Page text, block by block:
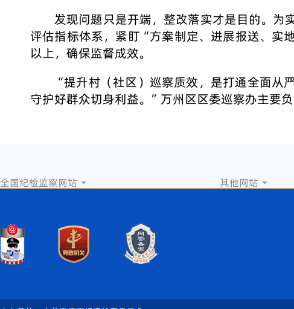
发现问题只是开端，整改落实才是目的。
评估指标体系，紧盯“方案制定、进展报送、实
以上，确保监督成效。
“提升村（社区）巡察质效，是打通全面从
守护好群众切身利益。”万州区区委巡察办主要负
全国纪检监察网站 其他网站